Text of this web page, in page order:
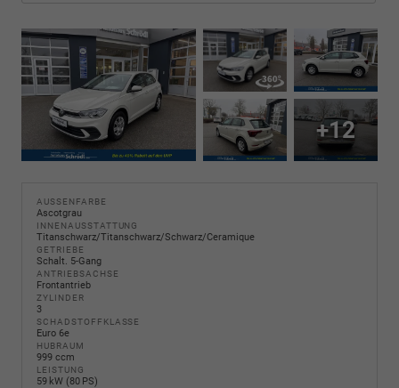
+12
AUSSENFARBE
Ascotgrau
INNENAUSSTATTUNG
Titanschwarz/Titanschwarz/Schwarz/Ceramique
GETRIEBE
Schalt. 5-Gang
ANTRIEBSACHSE
Frontantrieb
ZYLINDER
3
SCHADSTOFFKLASSE
Euro 6e
HUBRAUM
999 ccm
LEISTUNG
59 kW (80 PS)